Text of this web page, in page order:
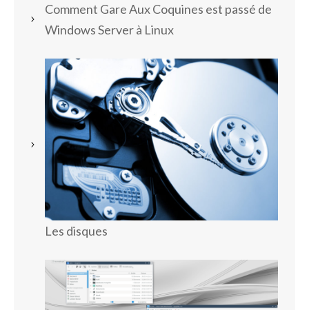
Comment Gare Aux Coquines est passé de
Windows Server à Linux
Les disques